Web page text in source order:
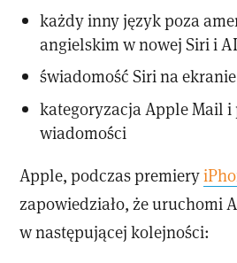
każdy inny język poza
angielskim w nowej Siri i AI
świadomość Siri na ekranie
kategoryzacja Apple Mail
wiadomości
Apple, podczas premiery
zapowiedziało, że uruchomi
w następującej kolejności: